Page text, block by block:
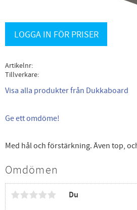
LOGGA IN FÖR PRISER
Artikelnr
Tillverkare
Visa alla produkter från Dukkaboard
Ge ett omdöme!
Med hål och förstärkning. Även top,
Omdömen
Du